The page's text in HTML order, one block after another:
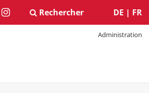
Administration
DE | FR
Rechercher